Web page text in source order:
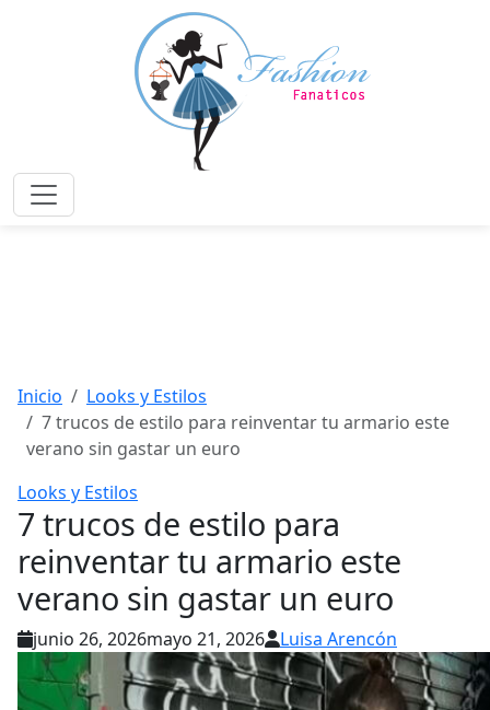
Menú
Inicio
Looks y Estilos
7 trucos de estilo para reinventar tu armario este
verano sin gastar un euro
Looks y Estilos
7 trucos de estilo para
reinventar tu armario este
verano sin gastar un euro
junio 26, 2026mayo 21, 2026 Luisa Arencón